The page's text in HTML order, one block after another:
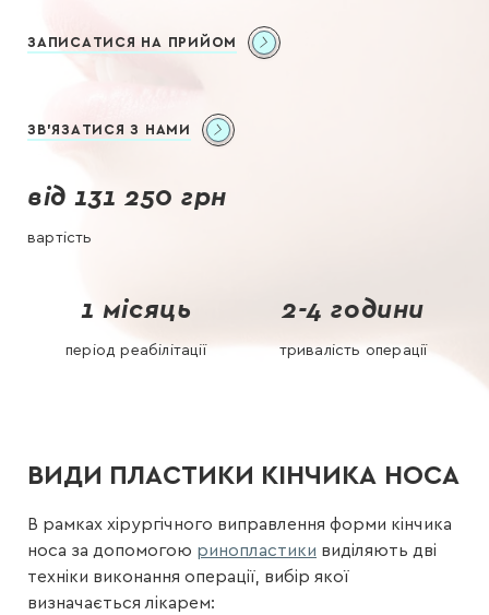
ЗАПИСАТИСЯ НА ПРИЙОМ
ЗВ'ЯЗАТИСЯ З НАМИ
від 131 250 грн
вартість
1 місяць
період реабілітації
2-4 години
тривалість операції
ВИДИ ПЛАСТИКИ КІНЧИКА НОСА
В рамках хірургічного виправлення форми кінчика
носа за допомогою ринопластики виділяють дві
техніки виконання операції, вибір якої
визначається лікарем: